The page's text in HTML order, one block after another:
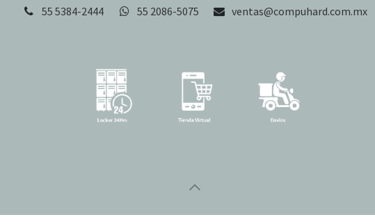
55 5384-2444
55 2086-5075 ventas@compuhard.com.mx